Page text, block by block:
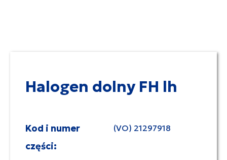
Halogen dolny FH lh
Kod i numer
części:
(VO) 21297918